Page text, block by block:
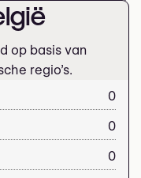
op basis van
regio’s.
0
0
0